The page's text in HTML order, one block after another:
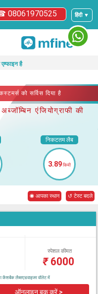
हिंदी ▼
08061970525
है
को सर्विस दिया है
एंजियोग्राफी की
निकटतम लैब
3.89किमी
◉ आपका स्थान ↺ टेस्ट बदले
स्पेशल कीमत
₹6000
कैशबैक लैब्सएडवाइजर वॉलेट में
ऑनलाइन बुक करें >